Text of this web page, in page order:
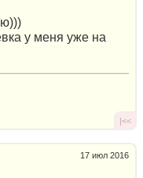
у меня уже на
|<<
17 июл 2016